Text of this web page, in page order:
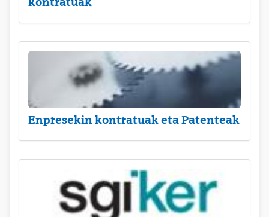
Enpresekin kontratuak eta Patenteak